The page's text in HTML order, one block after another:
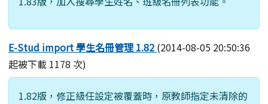
E-Stud import 學生名冊管理 1.82 (2014-08-05 20:50:36
起被下載 1178 次)
1.82版，修正級任設定被覆蓋時，原教師指定未清除的